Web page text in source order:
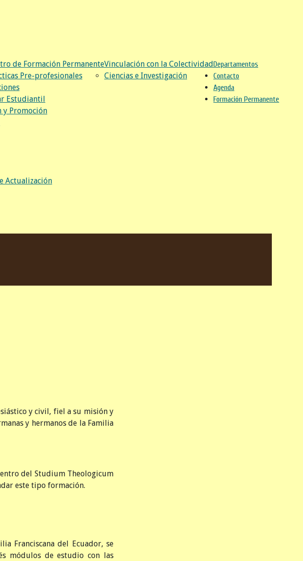
Departamentos
Vinculación con la Colectividad
de Formación Permanente
Pre-profesionales
Ciencias e Investigación
Estudiantil
y Promoción
Contacto
Agenda
Formación Permanente
Actualización
y civil, fiel a su misión y
y hermanos de la Familia
del Studium Theologicum
este tipo formación.
Franciscana del Ecuador, se
módulos de estudio con las